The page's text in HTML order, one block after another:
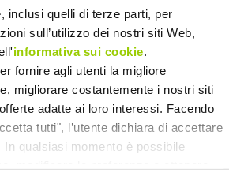
inclusi quelli di terze parti, per
sull’utilizzo dei nostri siti Web,
informativa sui cookie.
fornire agli utenti la migliore
migliorare costantemente i nostri siti
adatte ai loro interessi. Facendo
tutti", l’utente dichiara di accettare
In qualsiasi momento è possibile
avremo la
suggerimenti e
rivisitazione delle
co-produzione presenti
Romagna ricordandoci
del sistema di Welfare
è stato realizzato
di utenti,